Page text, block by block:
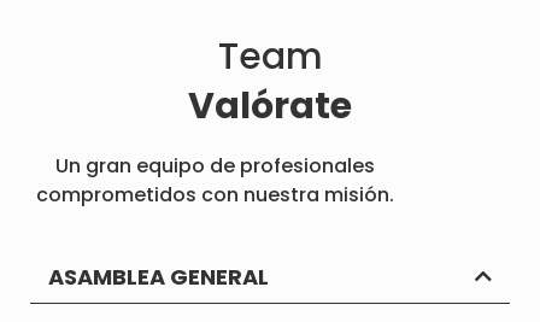
Team
Valórate
Un gran equipo de profesionales
comprometidos con nuestra misión.
ASAMBLEA GENERAL